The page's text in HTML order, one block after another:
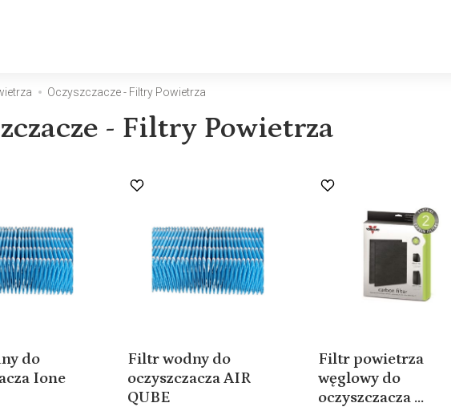
Oczyszczacze - Filtry Powietrza
- Filtry Powietrza
do
Ione
Filtr wodny do
oczyszczacza AIR
QUBE
Filtr powietrza
węglowy do
oczyszczacza ...